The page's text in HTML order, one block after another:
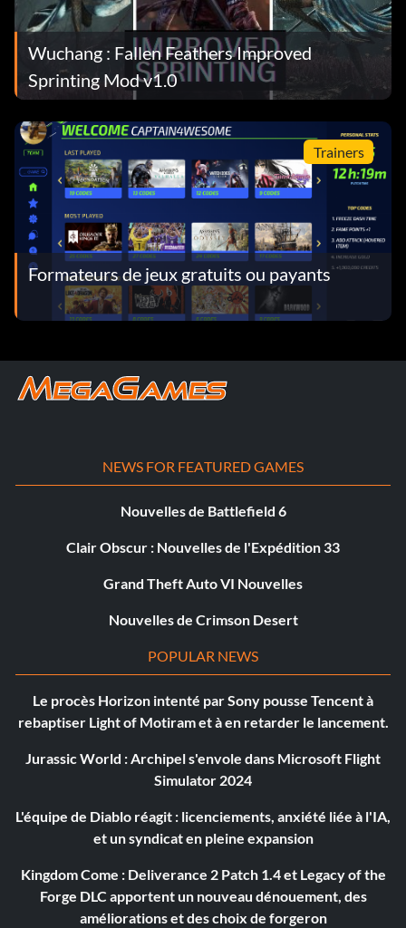
Wuchang : Fallen Feathers Improved
Sprinting Mod v1.0
Trainers
Formateurs de jeux gratuits ou payants
NEWS FOR FEATURED GAMES
Nouvelles de Battlefield 6
Clair Obscur : Nouvelles de l'Expédition 33
Grand Theft Auto VI Nouvelles
Nouvelles de Crimson Desert
POPULAR NEWS
Le procès Horizon intenté par Sony pousse Tencent à
rebaptiser Light of Motiram et à en retarder le lancement.
Jurassic World : Archipel s'envole dans Microsoft Flight
Simulator 2024
L'équipe de Diablo réagit : licenciements, anxiété liée à l'IA,
et un syndicat en pleine expansion
Kingdom Come : Deliverance 2 Patch 1.4 et Legacy of the
Forge DLC apportent un nouveau dénouement, des
améliorations et des choix de forgeron